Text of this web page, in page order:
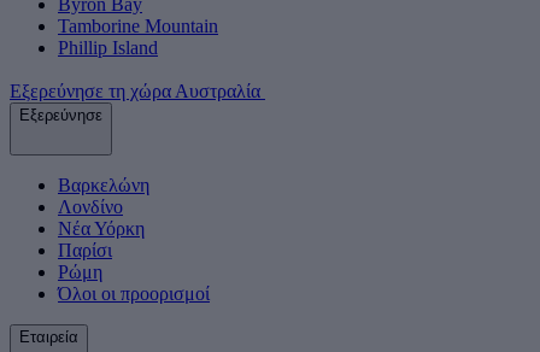
Byron Bay
Tamborine Mountain
Phillip Island
Εξερεύνησε τη χώρα Αυστραλία
Εξερεύνησε
Βαρκελώνη
Λονδίνο
Νέα Υόρκη
Παρίσι
Ρώμη
Όλοι οι προορισμοί
Εταιρεία